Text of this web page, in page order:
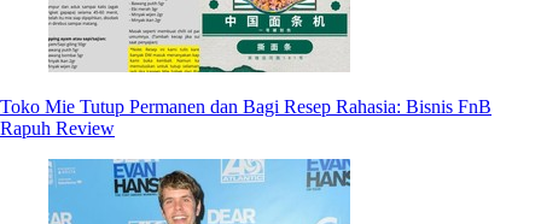
Toko Mie Tutup Permanen dan Bagi Resep Rahasia: Bisnis FnB
Rapuh Review